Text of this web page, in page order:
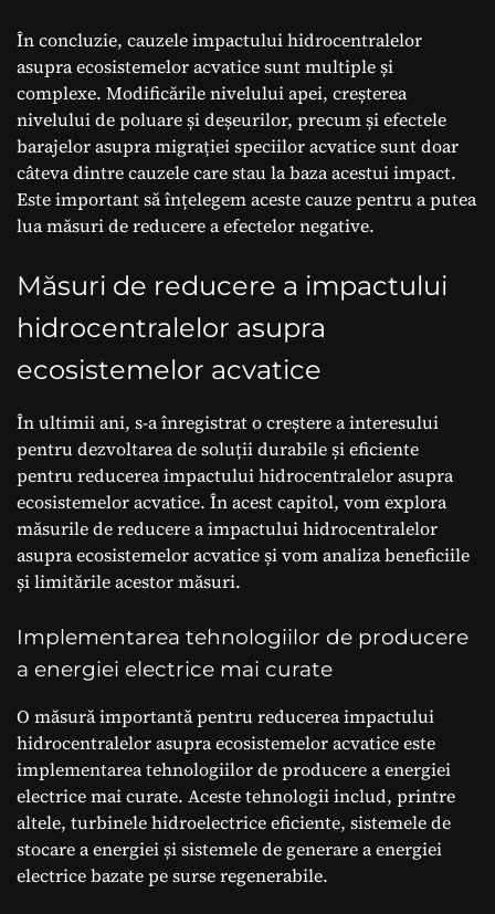
În concluzie, cauzele impactului hidrocentralelor
asupra ecosistemelor acvatice sunt multiple și
complexe. Modificările nivelului apei, creșterea
nivelului de poluare și deșeurilor, precum și efectele
barajelor asupra migrației speciilor acvatice sunt doar
câteva dintre cauzele care stau la baza acestui impact.
Este important să înțelegem aceste cauze pentru a putea
lua măsuri de reducere a efectelor negative.
Măsuri de reducere a impactului
hidrocentralelor asupra
ecosistemelor acvatice
În ultimii ani, s-a înregistrat o creștere a interesului
pentru dezvoltarea de soluții durabile și eficiente
pentru reducerea impactului hidrocentralelor asupra
ecosistemelor acvatice. În acest capitol, vom explora
măsurile de reducere a impactului hidrocentralelor
asupra ecosistemelor acvatice și vom analiza beneficiile
și limitările acestor măsuri.
Implementarea tehnologiilor de producere
a energiei electrice mai curate
O măsură importantă pentru reducerea impactului
hidrocentralelor asupra ecosistemelor acvatice este
implementarea tehnologiilor de producere a energiei
electrice mai curate. Aceste tehnologii includ, printre
altele, turbinele hidroelectrice eficiente, sistemele de
stocare a energiei și sistemele de generare a energiei
electrice bazate pe surse regenerabile.